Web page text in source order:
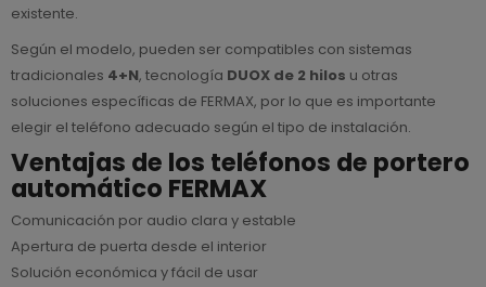
existente.
Según el modelo, pueden ser compatibles con sistemas
tradicionales 4+N, tecnología DUOX de 2 hilos u otras
soluciones específicas de FERMAX, por lo que es importante
elegir el teléfono adecuado según el tipo de instalación.
Ventajas de los teléfonos de portero
automático FERMAX
Comunicación por audio clara y estable
Apertura de puerta desde el interior
Solución económica y fácil de usar